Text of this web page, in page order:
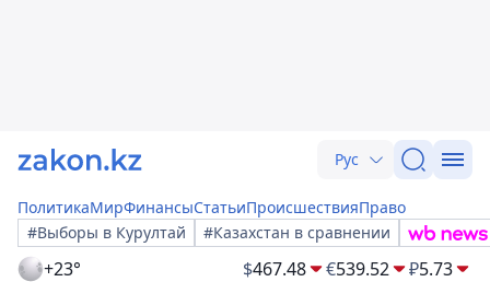
Рус
ПолитикаМирФинансыСтатьиПроисшествияПраво
#Выборы в Курултай
#Казахстан в сравнении
+23° $467.48 €539.52 ₽5.73